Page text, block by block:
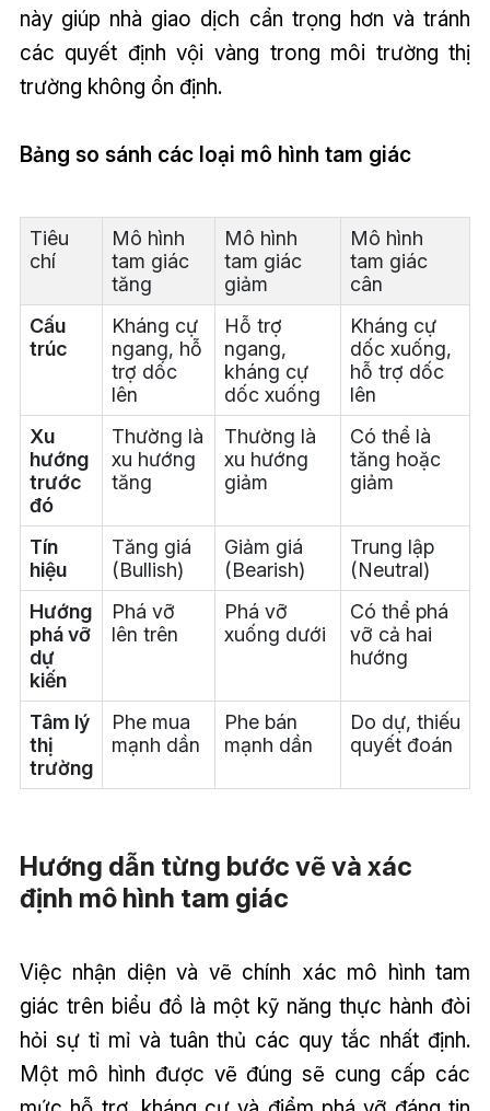
này giúp nhà giao dịch cẩn trọng hơn và tránh
các quyết định vội vàng trong môi trường thị
trường không ổn định.
Bảng so sánh các loại mô hình tam giác
Tiêu
chí
Mô hình
tam giác
tăng
Mô hình
tam giác
giảm
Mô hình
tam giác
cân
Cấu
trúc
Kháng cự
ngang, hỗ
trợ dốc
lên
Hỗ trợ
ngang,
kháng cự
dốc xuống
Kháng cự
dốc xuống,
hỗ trợ dốc
lên
Xu
hướng
trước
đó
Thường là
xu hướng
tăng
Thường là
xu hướng
giảm
Có thể là
tăng hoặc
giảm
Tín
hiệu
Tăng giá
(Bullish)
Giảm giá
(Bearish)
Trung lập
(Neutral)
Hướng
phá vỡ
dự
kiến
Phá vỡ
lên trên
Phá vỡ
xuống dưới
Có thể phá
vỡ cả hai
hướng
Tâm lý
thị
trường
Phe mua
mạnh dần
Phe bán
mạnh dần
Do dự, thiếu
quyết đoán
Hướng dẫn từng bước vẽ và xác
định mô hình tam giác
Việc nhận diện và vẽ chính xác mô hình tam
giác trên biểu đồ là một kỹ năng thực hành đòi
hỏi sự tỉ mỉ và tuân thủ các quy tắc nhất định.
Một mô hình được vẽ đúng sẽ cung cấp các